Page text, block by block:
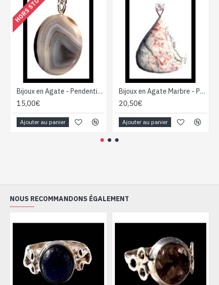
HORS STOCK
Bijoux en Agate - Pendentif indien - Bijoux fantaisie
15,00€
Ajouter au panier
Bijoux en Agate Marbre - Pendentif indien - Bijoux fantaisie
20,50€
Ajouter au panier
NOUS RECOMMANDONS ÉGALEMENT